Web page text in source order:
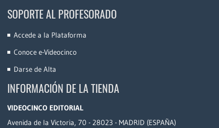
SOPORTE AL PROFESORADO
Accede a la Plataforma
Conoce e-Videocinco
Darse de Alta
INFORMACIÓN DE LA TIENDA
VIDEOCINCO EDITORIAL
Avenida de la Victoria, 70 - 28023 - MADRID (ESPAÑA)